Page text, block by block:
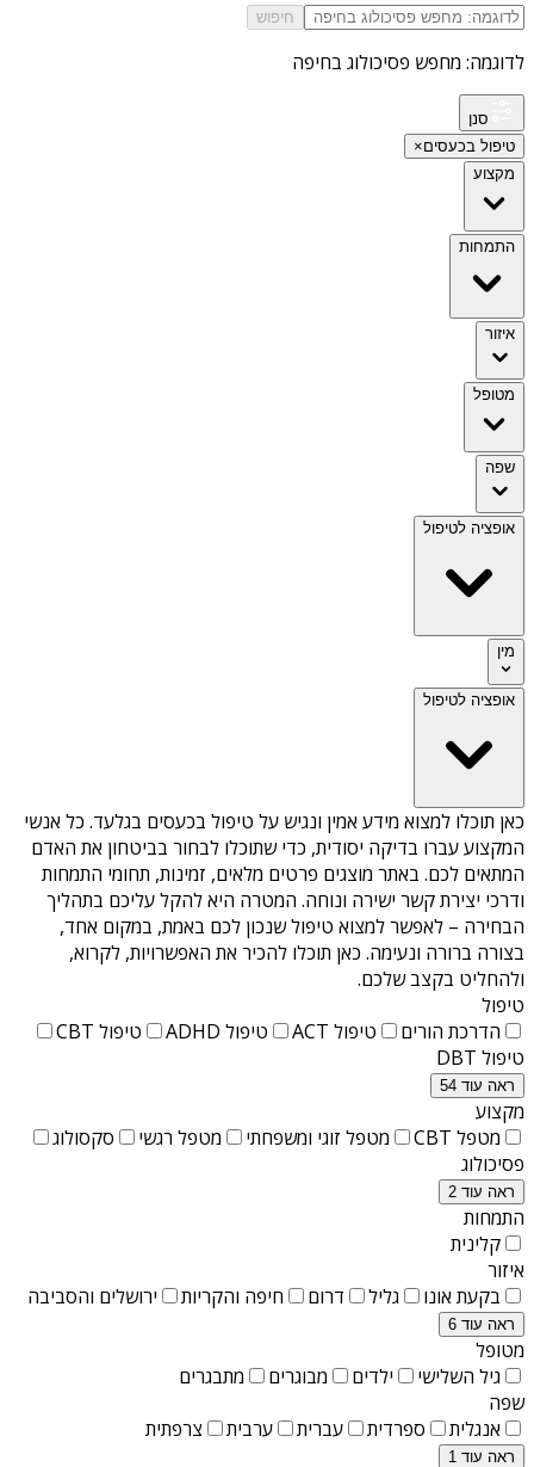
חיפוש
לדוגמה: מחפש פסיכולוג בחיפה
סנן
טיפול בכעסים×
מקצוע
התמחות
איזור
מטופל
שפה
אופציה לטיפול
מין
אופציה לטיפול
כאן תוכלו למצוא מידע אמין ונגיש על טיפול בכעסים בגלעד. כל אנשי
המקצוע עברו בדיקה יסודית, כדי שתוכלו לבחור בביטחון את האדם
המתאים לכם. באתר מוצגים פרטים מלאים, זמינות, תחומי התמחות
ודרכי יצירת קשר ישירה ונוחה. המטרה היא להקל עליכם בתהליך
הבחירה – לאפשר למצוא טיפול שנכון לכם באמת, במקום אחד,
בצורה ברורה ונעימה. כאן תוכלו להכיר את האפשרויות, לקרוא,
ולהחליט בקצב שלכם.
טיפול
הדרכת הורים
טיפול ACT טיפול ADHD
טיפול CBT
טיפול DBT
ראה עוד 54
מקצוע
מטפל CBT
מטפל זוגי ומשפחתי מטפל רגשי
סקסולוג
פסיכולוג
ראה עוד 2
התמחות
קלינית
איזור
בקעת אונו
גליל דרום חיפה והקריות ירושלים והסביבה
ראה עוד 6
מטופל
גיל השלישי
ילדים מבוגרים
מתבגרים
שפה
אנגלית
ספרדית עברית ערבית צרפתית
ראה עוד 1